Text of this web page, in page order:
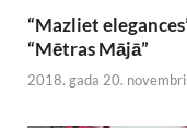
“Mazliet
“Mētras Mājā”
2018. gada 20.